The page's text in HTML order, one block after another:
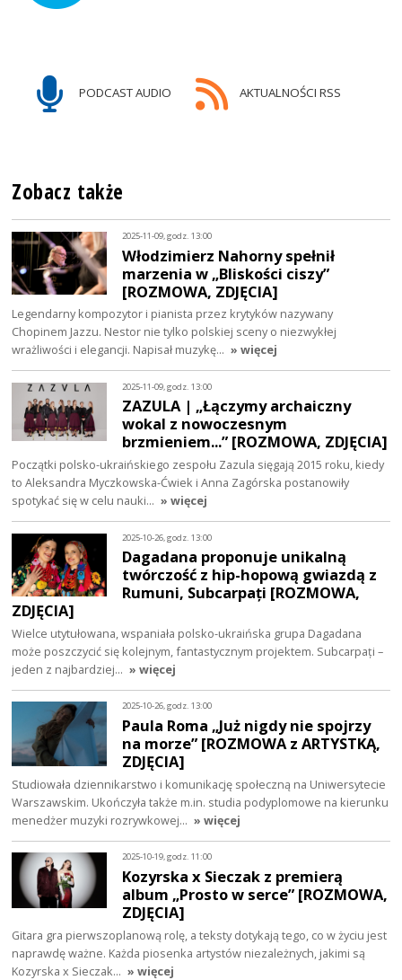
PODCAST AUDIO AKTUALNOŚCI RSS
Zobacz także
2025-11-09, godz. 13:00
Włodzimierz Nahorny spełnił
marzenia w „Bliskości ciszy”
[ROZMOWA, ZDJĘCIA]
Legendarny kompozytor i pianista przez krytyków nazywany
Chopinem Jazzu. Nestor nie tylko polskiej sceny o niezwykłej
wrażliwości i elegancji. Napisał muzykę… » więcej
2025-11-09, godz. 13:00
ZAZULA | „Łączymy archaiczny
wokal z nowoczesnym
brzmieniem...” [ROZMOWA, ZDJĘCIA]
Początki polsko-ukraińskiego zespołu Zazula sięgają 2015 roku, kiedy
to Aleksandra Myczkowska-Ćwiek i Anna Zagórska postanowiły
spotykać się w celu nauki… » więcej
2025-10-26, godz. 13:00
Dagadana proponuje unikalną
twórczość z hip-hopową gwiazdą z
Rumuni, Subcarpați [ROZMOWA,
ZDJĘCIA]
Wielce utytułowana, wspaniała polsko-ukraińska grupa Dagadana
może poszczycić się kolejnym, fantastycznym projektem. Subcarpați –
jeden z najbardziej… » więcej
2025-10-26, godz. 13:00
Paula Roma „Już nigdy nie spojrzy
na morze” [ROZMOWA z ARTYSTKĄ,
ZDJĘCIA]
Studiowała dziennikarstwo i komunikację społeczną na Uniwersytecie
Warszawskim. Ukończyła także m.in. studia podyplomowe na kierunku
menedżer muzyki rozrywkowej… » więcej
2025-10-19, godz. 11:00
Kozyrska x Sieczak z premierą
album „Prosto w serce” [ROZMOWA,
ZDJĘCIA]
Gitara gra pierwszoplanową rolę, a teksty dotykają tego, co w życiu jest
naprawdę ważne. Każda piosenka artystów niezależnych, jakimi są
Kozyrska x Sieczak… » więcej